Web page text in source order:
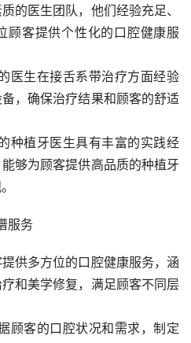
的医生团队，他们经验充足、
顾客提供个性化的口腔健康服
医生在接舌系带治疗方面经验
，确保治疗结果和顾客的舒适
种植牙医生具有丰富的实践经
够为顾客提供高品质的种植牙
服务
供多方位的口腔健康服务，涵
和美学修复，满足顾客不同层
顾客的口腔状况和需求，制定